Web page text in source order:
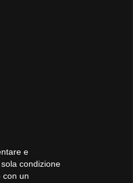
e
condizione
con un